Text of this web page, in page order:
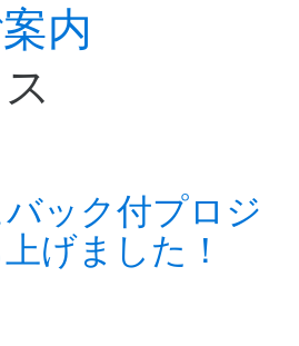
内
ック付プロジ
げました！